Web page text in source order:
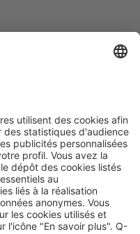
en ligne